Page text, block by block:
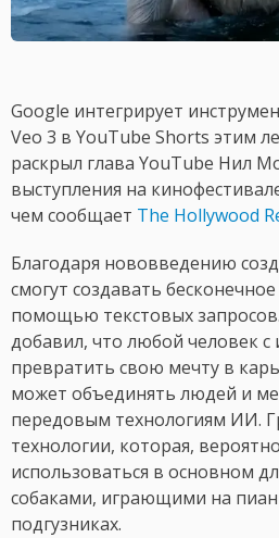
Google интегрирует
Veo 3 в YouTube Shorts этим
раскрыл глава YouTube Нил
выступления на
чем сообщает The Hollywood
Благодаря нововведению
смогут создавать
помощью текстовых
добавил, что любой человек
превратить свою мечту в
может объединять людей и
передовым технологиям ИИ.
технологии, которая,
использоваться в основном
собаками, играющими на
подгузниках.